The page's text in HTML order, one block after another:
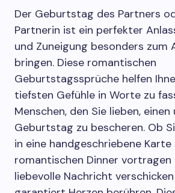
Der Geburtstag des Partners
Partnerin ist ein perfekter
und Zuneigung besonders zum
bringen. Diese romantischen
Geburtstagssprüche helfen
tiefsten Gefühle in Worte zu
Menschen, den Sie lieben,
Geburtstag zu bescheren. Ob
in eine handgeschriebene
romantischen Dinner vortragen
liebevolle Nachricht